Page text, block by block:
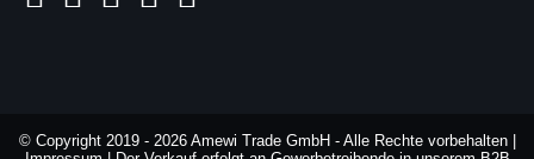
© Copyright 2019 - 2026 Amewi Trade GmbH - Alle Rechte vorbehalten |